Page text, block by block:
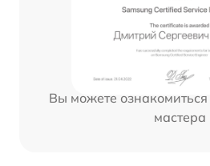
Вы можете
мастера